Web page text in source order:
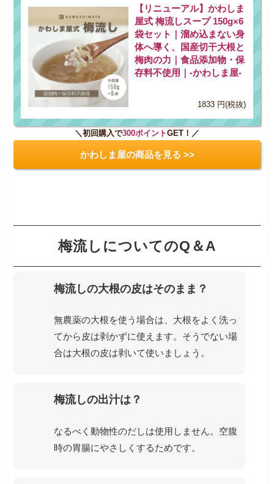
【リニューアル】かわしま
屋式 梅流しスープ 150g×6
袋セット｜溜め込まない身
体へ導く、国産切干大根と
梅肉の力｜食品添加物・保
存料不使用｜-かわしま屋-
1833 円(税抜)
＼初回購入で300ポイントGET！／
かわしま屋の商品を見る >>
梅流しについてのQ＆A
梅流しの大根の皮はそのまま？
無農薬の大根を使う場合は、大根をよく洗っ
てから皮は剥かずに使えます。そうでない場
合は大根の皮は剥いて使いましょう。
梅流しの出汁は？
なるべく動物性のだしは使用しません。空腹
時の胃腸にやさしくするためです。